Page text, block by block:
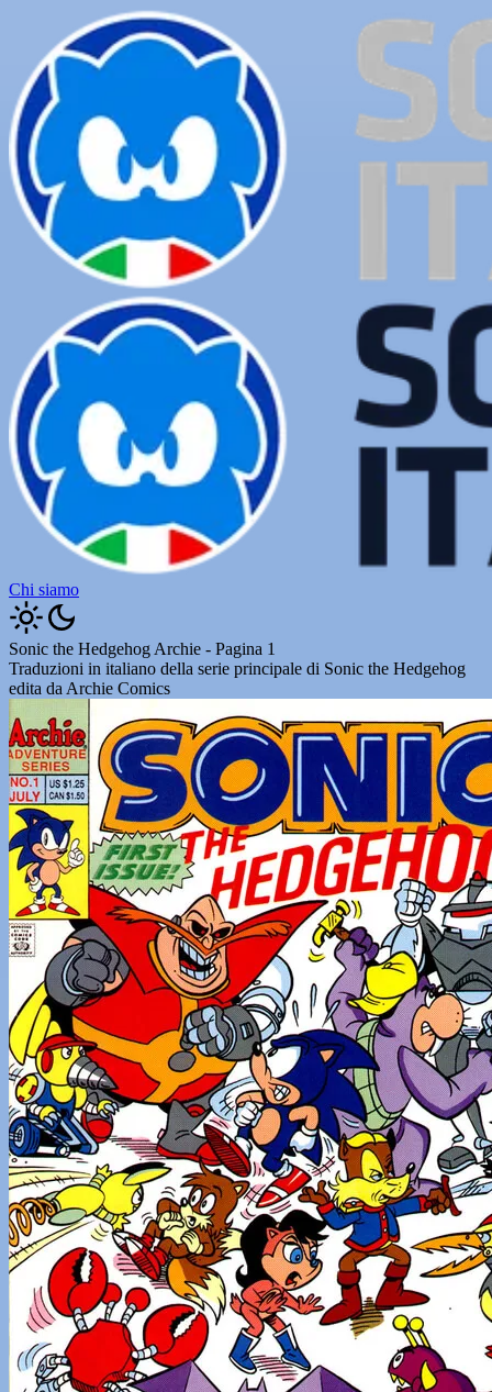
Chi siamo
Sonic the Hedgehog Archie - Pagina 1
Traduzioni in italiano della serie principale di Sonic the Hedgehog
edita da Archie Comics